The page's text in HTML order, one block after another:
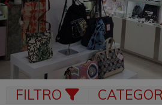
FILTRO